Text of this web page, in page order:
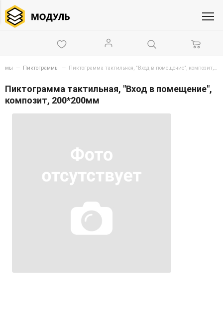
— Пиктограммы — Пиктограмма тактильная, "Вход в помещение", композит, 200*200мм
Пиктограмма тактильная, "Вход в помещение",
композит, 200*200мм